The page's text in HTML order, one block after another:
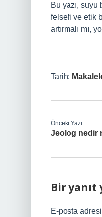
Bu yazı, suyu
felsefi ve etik
artırmalı mı,
Tarih:
Önceki Yazı
Jeolog nedir
Bir yanıt
E-posta